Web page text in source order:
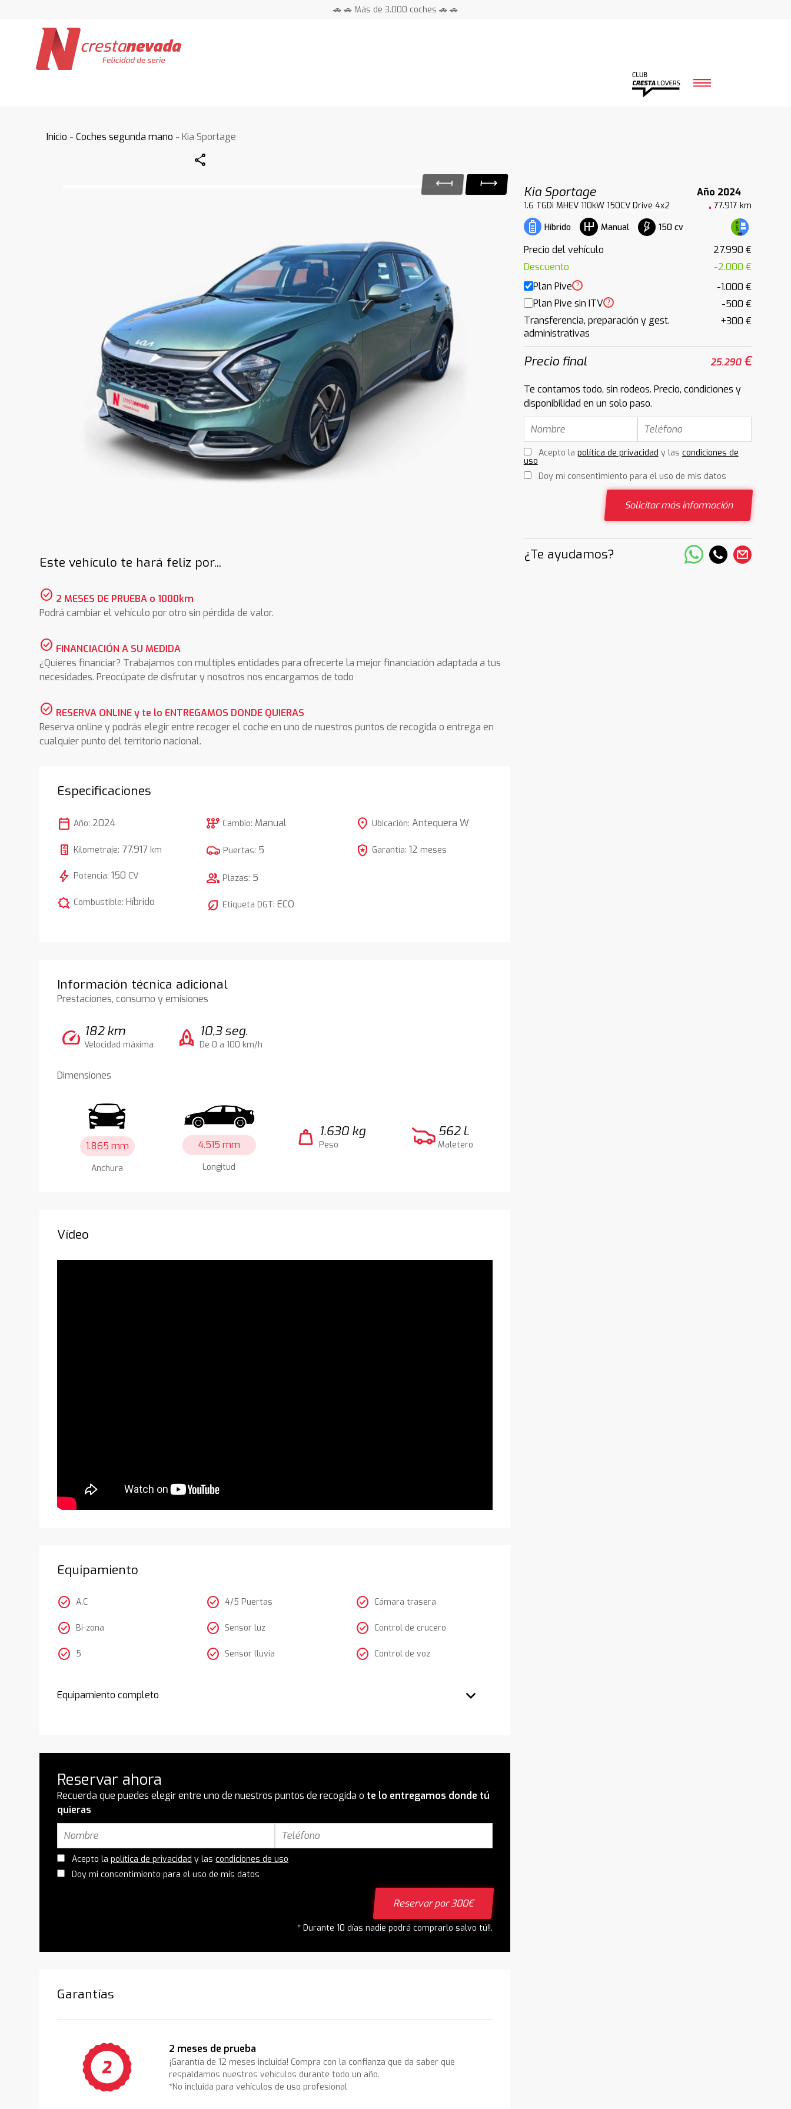
🚗 🚗 Más de 3.000 coches 🚗 🚗
Inicio -Coches segunda mano - Kia Sportage
Share
Kia Sportage
Año 2024
1.6 TGDi MHEV 110kW 150CV Drive 4x2
77.917 km
Híbrido
Manual 150 cv
Precio del vehículo
27.990 €
Descuento
-2.000 €
Plan Pive ?
-1.000 €
Plan Pive sin ITV ?
-500 €
Transferencia, preparación y gest.
administrativas
+300 €
Precio final 25.290€
Te contamos todo, sin rodeos. Precio, condiciones y
disponibilidad en un solo paso.
Acepto la política de privacidad y las condiciones de
uso
Doy mi consentimiento para el uso de mis datos
Solicitar más información
¿Te ayudamos?
Este vehículo te hará feliz por...
check_circle 2 MESES DE PRUEBA o 1000km
Podrá cambiar el vehículo por otro sin pérdida de valor.
check_circle FINANCIACIÓN A SU MEDIDA
¿Quieres financiar? Trabajamos con multiples entidades para ofrecerte la mejor financiación adaptada a tus
necesidades. Preocúpate de disfrutar y nosotros nos encargamos de todo
check_circle RESERVA ONLINE y te lo ENTREGAMOS DONDE QUIERAS
Reserva online y podrás elegir entre recoger el coche en uno de nuestros puntos de recogida o entrega en
cualquier punto del territorio nacional.
Especificaciones
calendar_today Año: 2024
Kilometraje: 77.917 km
bolt Potencia:150 CV
comic_bubble Combustible:Híbrido
auto_transmission Cambio: Manual
Puertas: 5
group Plazas: 5
nest_eco_leaf Etiqueta DGT:ECO
location_on Ubicación: Antequera W
local_police Garantía: 12 meses
Información técnica adicional
Prestaciones, consumo y emisiones
speed 182 km
Velocidad máxima rocket 10,3 seg.
De 0 a 100 km/h
Dimensiones
1.865 mm
Anchura
4.515 mm
Longitud
weight 1.630 kg
Peso
562 l.
Maletero
Vídeo
Equipamiento
check_circle A.C
check_circle Bi-zona
check_circle 5
check_circle 4/5 Puertas
check_circle Sensor luz
check_circle Sensor lluvia
check_circle Cámara trasera
check_circle Control de crucero
check_circle Control de voz
Equipamiento completo
Reservar ahora
Recuerda que puedes elegir entre uno de nuestros puntos de recogida o te lo entregamos donde tú
quieras
Acepto lapolítica de privacidad y lascondiciones de uso
Doy mi consentimiento para el uso de mis datos
Reservar por 300€
* Durante 10 días nadie podrá comprarlo salvo tú!!.
Garantías
2 meses de prueba
¡Garantía de 12 meses incluida! Compra con la confianza que da saber que
respaldamos nuestros vehículos durante todo un año.
*No incluida para vehículos de uso profesional